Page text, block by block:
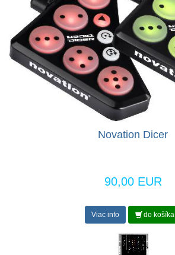
Novation Dicer
90,00 EUR
Viac info do košíka